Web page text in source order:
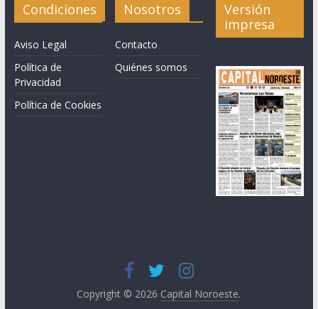
Condiciones
Aviso Legal
Política de
Privacidad
Política de Cookies
Nosotros
Contacto
Quiénes somos
Versión
impresa
Copyright © 2026 Capital Noroeste.